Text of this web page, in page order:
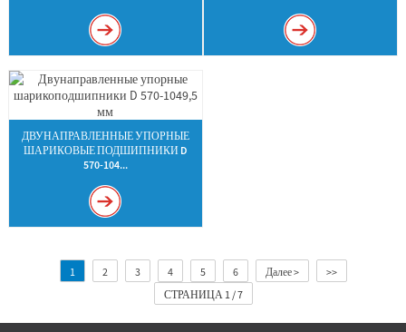
ДВУНАПРАВЛЕННЫЕ УПОРНЫЕ
ШАРИКОВЫЕ ПОДШИПНИКИ D
570-104...
1 2 3 4 5 6 Далее >
>>
СТРАНИЦА 1 / 7